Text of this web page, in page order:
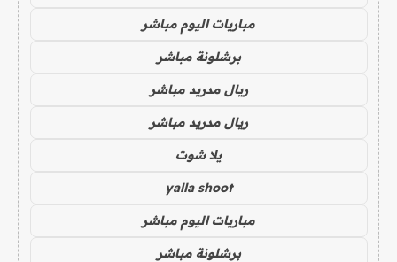
مباريات اليوم مباشر
برشلونة مباشر
ريال مدريد مباشر
ريال مدريد مباشر
يلا شوت
yalla shoot
مباريات اليوم مباشر
برشلونة مباشر